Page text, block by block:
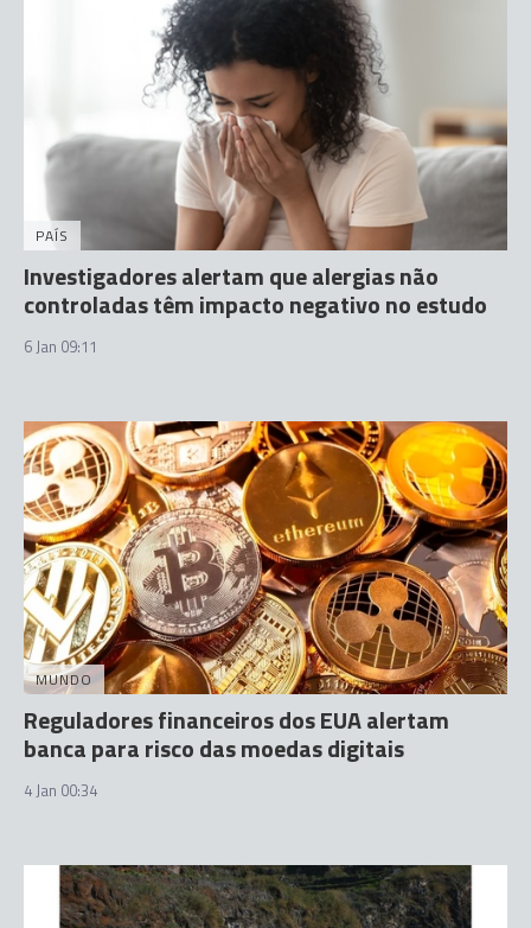
PAÍS
Investigadores alertam que alergias não
controladas têm impacto negativo no estudo
6 Jan 09:11
MUNDO
Reguladores financeiros dos EUA alertam
banca para risco das moedas digitais
4 Jan 00:34